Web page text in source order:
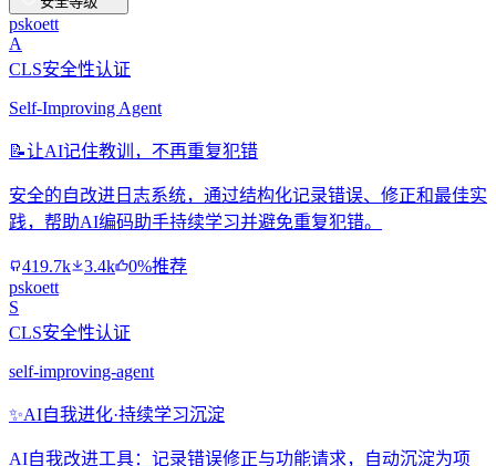
pskoett
A
CLS安全性认证
Self-Improving Agent
📝让AI记住教训，不再重复犯错
安全的自改进日志系统，通过结构化记录错误、修正和最佳实
践，帮助AI编码助手持续学习并避免重复犯错。
419.7k 3.4k
0%推荐
pskoett
S
CLS安全性认证
self-improving-agent
✨AI自我进化·持续学习沉淀
AI自我改进工具：记录错误修正与功能请求，自动沉淀为项